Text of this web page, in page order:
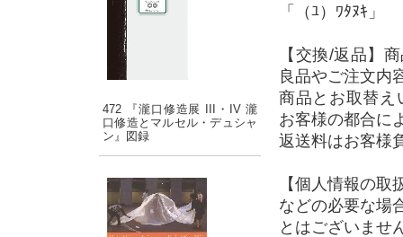
472 『瀧口修造展 III・IV 瀧
口修造とマルセル・デュシャ
ン』図録
「（ﾕ）ﾜﾀﾇｷ」
【交換/返品】
良品やご注文内
商品とお取替え
お客様の都合に
返送料はお客様
【個人情報の
などの必要な場
とはございませ